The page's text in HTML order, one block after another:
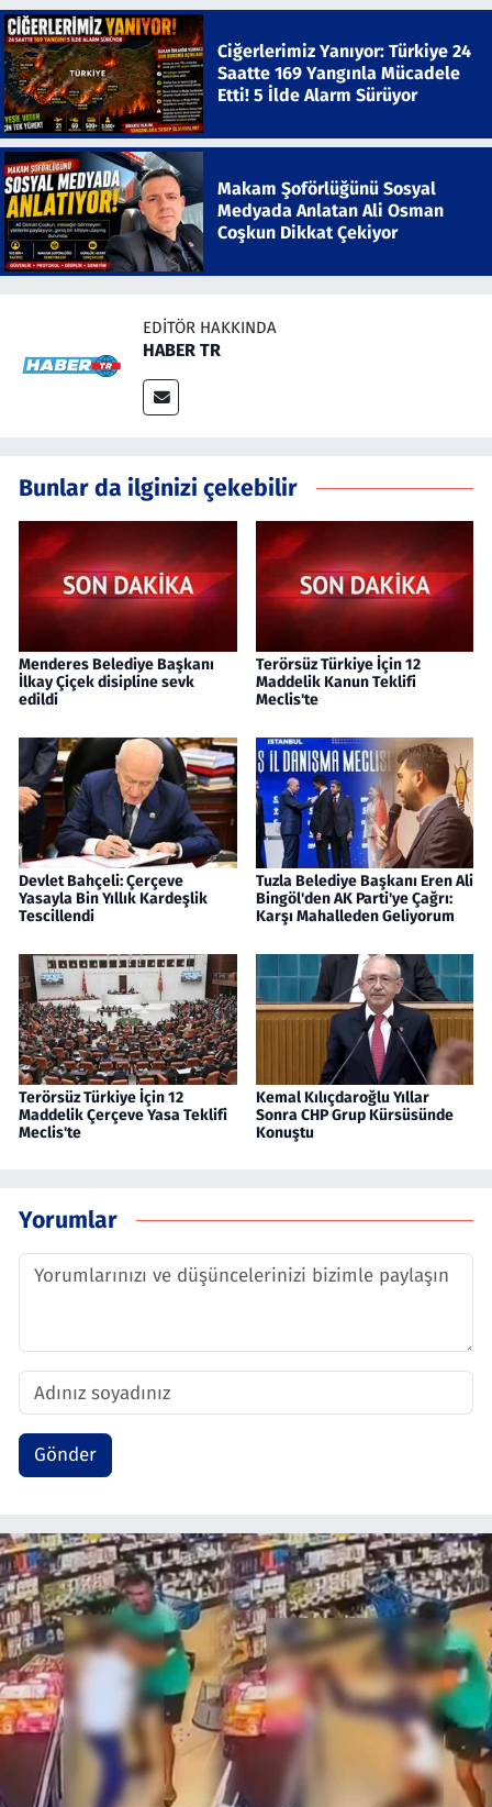
Ciğerlerimiz Yanıyor: Türkiye 24
Saatte 169 Yangınla Mücadele
Etti! 5 İlde Alarm Sürüyor
Makam Şoförlüğünü Sosyal
Medyada Anlatan Ali Osman
Coşkun Dikkat Çekiyor
EDITÖR HAKKINDA
HABER TR
Bunlar da ilginizi çekebilir
Menderes Belediye Başkanı
İlkay Çiçek disipline sevk
edildi
Terörsüz Türkiye İçin 12
Maddelik Kanun Teklifi
Meclis'te
Devlet Bahçeli: Çerçeve
Yasayla Bin Yıllık Kardeşlik
Tescillendi
Tuzla Belediye Başkanı Eren Ali
Bingöl'den AK Parti'ye Çağrı:
Karşı Mahalleden Geliyorum
Terörsüz Türkiye İçin 12
Maddelik Çerçeve Yasa Teklifi
Meclis'te
Kemal Kılıçdaroğlu Yıllar
Sonra CHP Grup Kürsüsünde
Konuştu
Yorumlar
Gönder